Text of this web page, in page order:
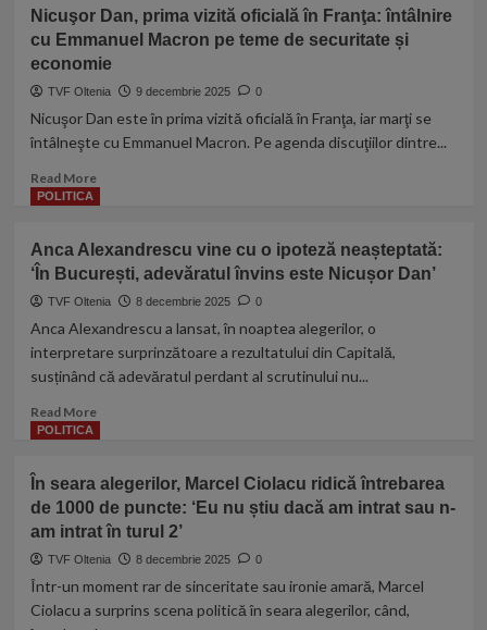
autoevalueze
și
să
ce
poate
uriaş
în
Parlament.
Diana
chemată
să
explicaţii
despre
apei:
„Degeaba
urlaţi”
Nicuşor Dan, prima vizită oficială în Franţa: întâlnire
cu Emmanuel Macron pe teme de securitate și
economie
TVF Oltenia 9 decembrie 2025 0
Nicuşor Dan este în prima vizită oficială în Franţa, iar marţi se
întâlneşte cu Emmanuel Macron. Pe agenda discuţiilor dintre...
Read MoreRead
Dan,
prima
vizită
oficială
Franţa:
întâlnire
Emmanuel
Macron
teme
de
securitate
economie
POLITICA
Anca Alexandrescu vine cu o ipoteză neașteptată:
‘În București, adevăratul învins este Nicușor Dan’
TVF Oltenia 8 decembrie 2025 0
Anca Alexandrescu a lansat, în noaptea alegerilor, o
interpretare surprinzătoare a rezultatului din Capitală,
susținând că adevăratul perdant al scrutinului nu...
Read MoreRead
Alexandrescu
vine
cu
o
neașteptată:
‘În
POLITICA
În seara alegerilor, Marcel Ciolacu ridică întrebarea
de 1000 de puncte: ‘Eu nu știu dacă am intrat sau n-
am intrat în turul 2’
TVF Oltenia 8 decembrie 2025 0
Într-un moment rar de sinceritate sau ironie amară, Marcel
Ciolacu a surprins scena politică în seara alegerilor, când,